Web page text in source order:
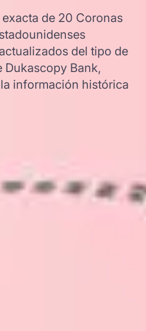
de 20 Coronas
del tipo de
Dukascopy Bank,
información histórica